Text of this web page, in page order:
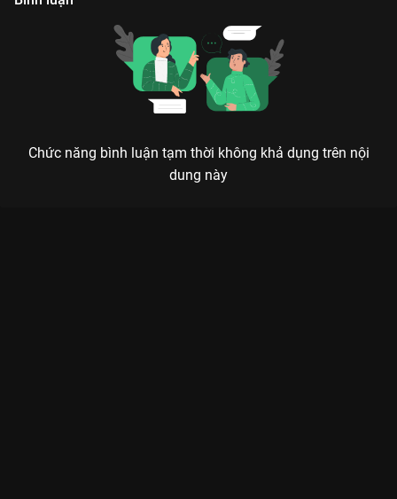
Chức năng bình luận tạm thời không khả dụng trên nội
dung này